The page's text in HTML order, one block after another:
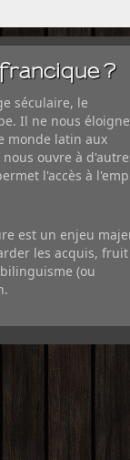
?
séculaire, le
Il ne nous éloigne
monde latin aux
ouvre à
l'accès à
est un enjeu
les acquis, fruit
(ou